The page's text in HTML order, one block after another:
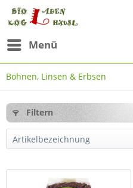
Menü
Bohnen, Linsen & Erbsen
Filtern